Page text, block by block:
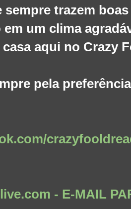
sempre trazem
um clima
aqui no Crazy
pela
- E-MAIL